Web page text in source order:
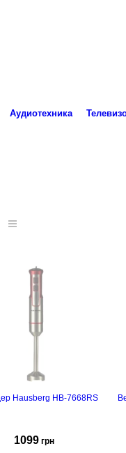
Аудиотехника
Hausberg HB-7668RS
1099 грн